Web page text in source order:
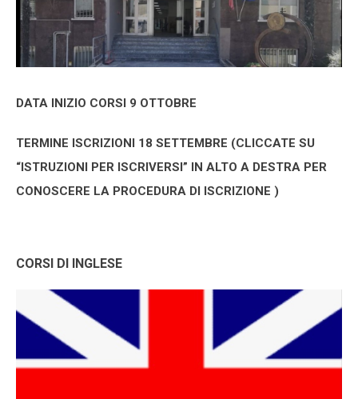
DATA INIZIO CORSI 9 OTTOBRE
TERMINE ISCRIZIONI 18 SETTEMBRE (CLICCATE SU
“ISTRUZIONI PER ISCRIVERSI” IN ALTO A DESTRA PER
CONOSCERE LA PROCEDURA DI ISCRIZIONE )
CORSI DI INGLESE